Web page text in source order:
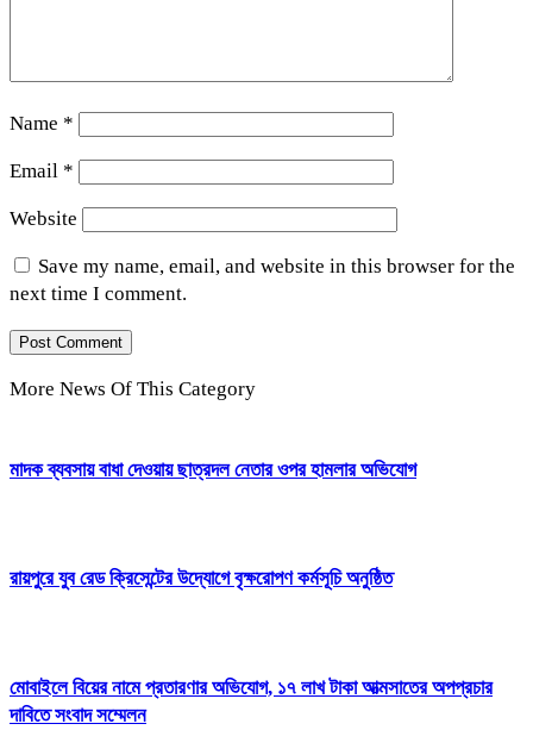
Name *
Email *
Website
Save my name, email, and website in this browser for the
next time I comment.
More News Of This Category
মাদক ব্যবসায় বাধা দেওয়ায় ছাত্রদল নেতার ওপর হামলার অভিযোগ
রায়পুরে যুব রেড ক্রিসেন্টের উদ্যোগে বৃক্ষরোপণ কর্মসূচি অনুষ্ঠিত
মোবাইলে বিয়ের নামে প্রতারণার অভিযোগ, ১৭ লাখ টাকা আত্মসাতের অপপ্রচার
দাবিতে সংবাদ সম্মেলন